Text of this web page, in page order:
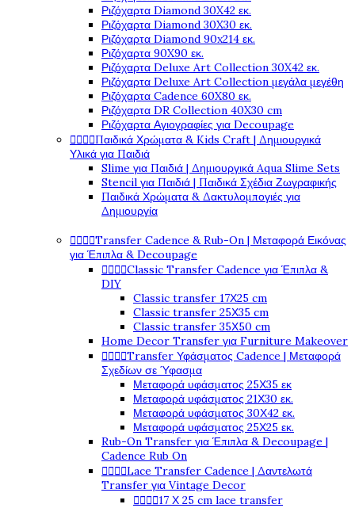
Ριζόχαρτα Diamond 30X42 εκ.
Ριζόχαρτα Diamond 30X30 εκ.
Ριζόχαρτα Diamond 90x214 εκ.
Ριζόχαρτα 90X90 εκ.
Ριζόχαρτα Deluxe Art Collection 30X42 εκ.
Ριζόχαρτα Deluxe Art Collection μεγάλα μεγέθη
Ριζόχαρτα Cadence 60X80 εκ.
Ριζόχαρτα DR Collection 40X30 cm
Ριζόχαρτα Αγιογραφίες για Decoupage
Παιδικά Χρώματα & Kids Craft | Δημιουργικά
Υλικά για Παιδιά
Slime για Παιδιά | Δημιουργικά Aqua Slime Sets
Stencil για Παιδιά | Παιδικά Σχέδια Ζωγραφικής
Παιδικά Χρώματα & Δακτυλομπογιές για
Δημιουργία
Transfer Cadence & Rub-On | Μεταφορά Εικόνας
για Έπιπλα & Decoupage
Classic Transfer Cadence για Έπιπλα &
DIY
Classic transfer 17Χ25 cm
Classic transfer 25Χ35 cm
Classic transfer 35Χ50 cm
Home Decor Transfer για Furniture Makeover
Transfer Υφάσματος Cadence | Μεταφορά
Σχεδίων σε Ύφασμα
Μεταφορά υφάσματος 25Χ35 εκ
Μεταφορά υφάσματος 21Χ30 εκ.
Μεταφορά υφάσματος 30Χ42 εκ.
Μεταφορά υφάσματος 25Χ25 εκ.
Rub-On Transfer για Έπιπλα & Decoupage |
Cadence Rub On
Lace Transfer Cadence | Δαντελωτά
Transfer για Vintage Decor
17 Χ 25 cm lace transfer